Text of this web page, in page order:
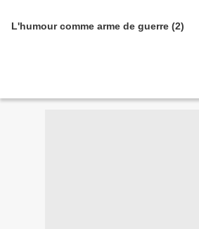
L'humour comme arme de guerre (2)